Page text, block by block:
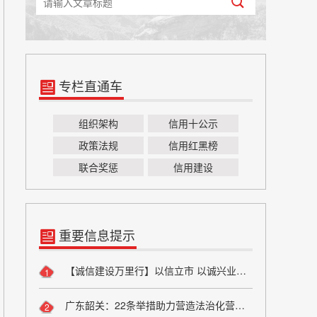
专栏直通车
组织架构
信用十公示
政策法规
信用红黑榜
联合奖惩
信用建设
重要信息提示
【诚信建设万里行】以信立市 以诚兴业——方山县烟草专卖局诚信宣传
1
广东韶关：22条举措助力营造法治化营商环境
2